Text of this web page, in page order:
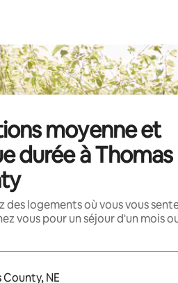
moyenne et
durée à Thomas
des logements où vous vous
vous pour un séjour d'un mois
résultats s'affichent, utilisez les